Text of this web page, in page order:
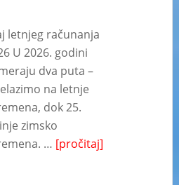
letnjeg računanja
U 2026. godini
dva puta –
na letnje
dok 25.
zimsko
… [pročitaj]